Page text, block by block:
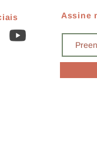
Assine